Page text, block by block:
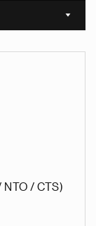
Sort
NTO / CTS)